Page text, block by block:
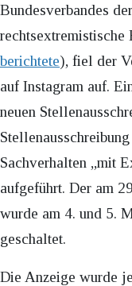
Bundesverbandes
rechtsextremistische
berichtete), fiel der
auf Instagram auf.
neuen
Sachverhalten „mit
aufgeführt. Der am
wurde am 4. und 5.
geschaltet.
Die Anzeige wurde